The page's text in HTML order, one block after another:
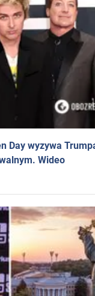
Day wyzywa
Wideo